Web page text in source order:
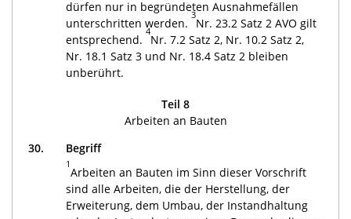
dürfen nur in begründeten Ausnahmefällen
unterschritten werden.
3
Nr. 23.2 Satz 2 AVO gilt
entsprechend.
4
Nr. 7.2 Satz 2, Nr. 10.2 Satz 2,
Nr. 18.1 Satz 3 und Nr. 18.4 Satz 2 bleiben
unberührt.
Teil 8
Arbeiten an Bauten
30.
Begriff
1
Arbeiten an Bauten im Sinn dieser Vorschrift
sind alle Arbeiten, die der Herstellung, der
Erweiterung, dem Umbau, der Instandhaltung